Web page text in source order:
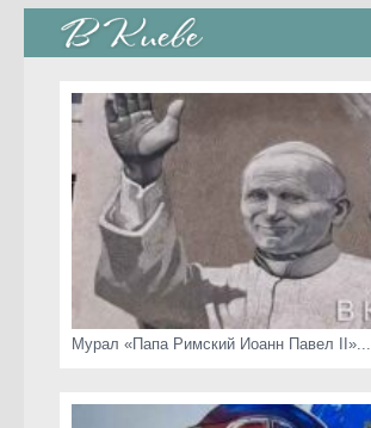
стрит-арт
коты Киева
скамейки
часы Киева
Мурал «Папа Римский Иоанн Павел II»...